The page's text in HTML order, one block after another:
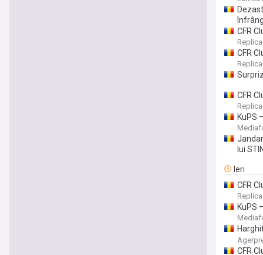
CFR
Replica
CFR
Replica
CFR
Replica
KuPS
gazon
lui
Ieri
CFR
Replica
KuPS
gazon
CFR